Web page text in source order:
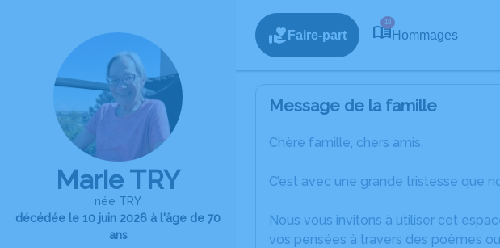
Marie TRY
née TRY
décédée le 10 juin 2026 à l'âge de 70
ans
Faire-part
18
Hommages
Message de la famille
Chère famille, chers amis,
C’est avec une grande tristesse que
Nous vous invitons à utiliser cet
vos pensées à travers des poèmes